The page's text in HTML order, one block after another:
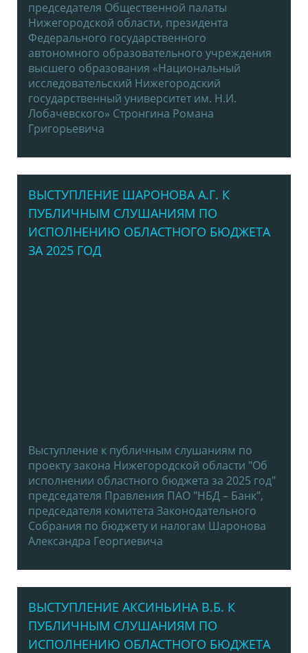
председателя Общественной палаты
Нижегородской области, президента
Федерального государственного
автономного образовательного учреждения
высшего образования «Национальный
исследовательский Нижегородский
государственный университет им. Н.И.
Лобачевского» Стронгина Романа
Григорьевича
ВЫСТУПЛЕНИЕ ШАРОНОВА А.Г. К
ПУБЛИЧНЫМ СЛУШАНИЯМ ПО
ИСПОЛНЕНИЮ ОБЛАСТНОГО БЮДЖЕТА
ЗА 2025 ГОД
Выступление к публичным слушаниям по
проекту закона Нижегородской области "Об
исполнении областного бюджета за 2025 год"
председателя Правления ПАО "НБД – Банк",
председателя комитета Законодательного
Собрания по бюджету и налогам Шаронова
Александра Георгиевича
ВЫСТУПЛЕНИЕ АКСИНЬИНА В.Б. К
ПУБЛИЧНЫМ СЛУШАНИЯМ ПО
ИСПОЛНЕНИЮ ОБЛАСТНОГО БЮДЖЕТА